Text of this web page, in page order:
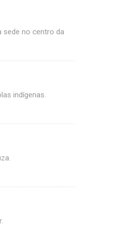
sede no centro da
indígenas.